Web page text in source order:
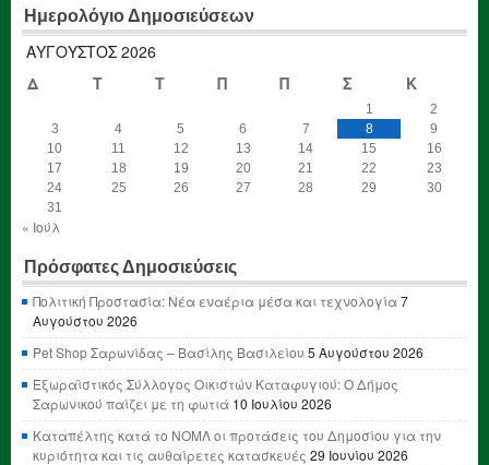
Ημερολόγιο Δημοσιεύσεων
ΑΎΓΟΥΣΤΟΣ 2026
Δ
Τ Τ Π Π Σ Κ
1
2
3
4 5 6 7 8
9
10
11 12 13 14 15
16
17
18 19 20 21 22
23
24
25 26 27 28 29
30
31
« Ιούλ
Πρόσφατες Δημοσιεύσεις
Πολιτική Προστασία: Νέα εναέρια μέσα και τεχνολογία7
Αυγούστου 2026
Pet Shop Σαρωνίδας – Βασίλης Βασιλείου 5 Αυγούστου 2026
Εξωραϊστικός Σύλλογος Οικιστών Καταφυγιού: Ο Δήμος
Σαρωνικού παίζει με τη φωτιά 10 Ιουλίου 2026
Καταπέλτης κατά το ΝΟΜΛ οι προτάσεις του Δημοσίου για την
κυριότητα και τις αυθαίρετες κατασκευές 29 Ιουνίου 2026